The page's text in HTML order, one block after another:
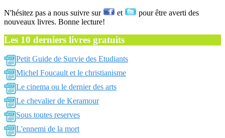
N'hésitez pas a nous suivre sur et
pour être averti des
nouveaux livres. Bonne lecture!
Les 10 derniers livres gratuits
Petit Guide de Survie des Etudiants
Michel Foucault et le christianisme
Le cinema ou le dernier des arts
Le chevalier de Keramour
Sous toutes reserves
L'ennemi de la mort